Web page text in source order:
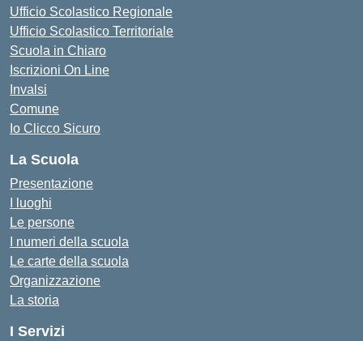
Ufficio Scolastico Regionale
Ufficio Scolastico Territoriale
Scuola in Chiaro
Iscrizioni On Line
Invalsi
Comune
Io Clicco Sicuro
La Scuola
Presentazione
I luoghi
Le persone
I numeri della scuola
Le carte della scuola
Organizzazione
La storia
I Servizi